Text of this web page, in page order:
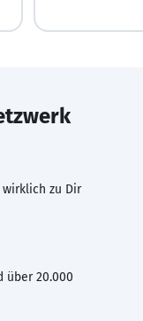
wirklich zu Dir
über 20.000